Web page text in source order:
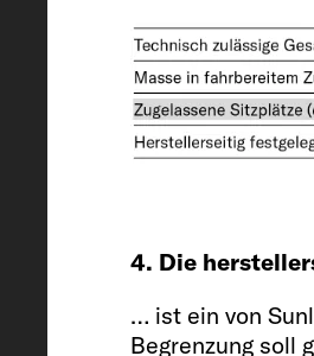
4. Die
… ist ein von
Begrenzung soll
Innenhöhe
190